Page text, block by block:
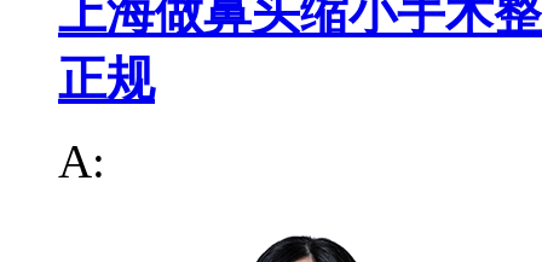
上海做鼻头缩小手术
正规
A: